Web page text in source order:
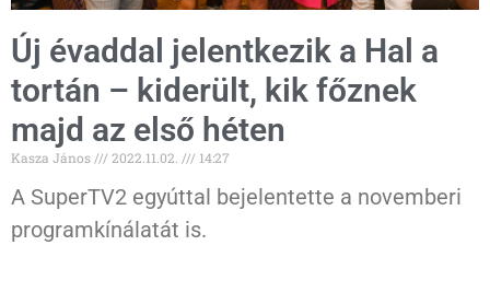
Új évaddal jelentkezik a Hal a
tortán – kiderült, kik főznek
majd az első héten
Kasza János 2022.11.02. 14:27
A SuperTV2 egyúttal bejelentette a novemberi
programkínálatát is.